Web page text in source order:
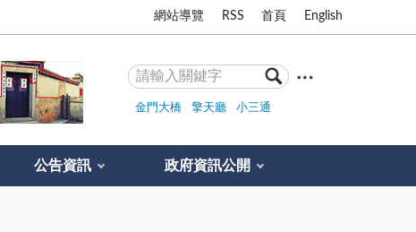
網站導覽 RSS 首頁 English
金門大橋 擎天廳 小三通
公告資訊 政府資訊公開